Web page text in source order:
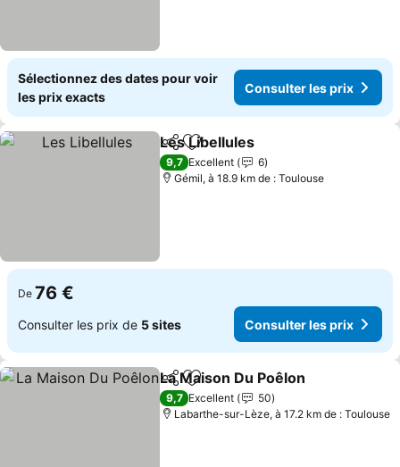
Sélectionnez des dates pour voir
les prix exacts
Consulter les prix
PartagerAjouter à mes favoris
Les Libellules
9,7 Excellent
6
Gémil, à 18.9 km de : Toulouse
De 76 €
Consulter les prix de 5 sites Consulter les prix
PartagerAjouter à mes favoris
La Maison Du Poêlon
9,7 Excellent
50
Labarthe-sur-Lèze, à 17.2 km de : Toulouse